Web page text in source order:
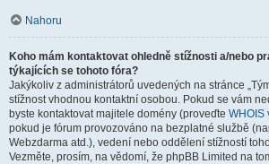
Nahoru
Koho mám kontaktovat ohledně stížnosti a/nebo
týkajících se tohoto fóra?
Jakýkoliv z administrátorů uvedených na stránce
stížnost vhodnou kontaktní osobou. Pokud se vám
byste kontaktovat majitele domény (proveďte WHOIS
pokud je fórum provozováno na bezplatné službě
Webzdarma atd.), vedení nebo oddělení stížností
Vezměte, prosím, na vědomí, že phpBB Limited na